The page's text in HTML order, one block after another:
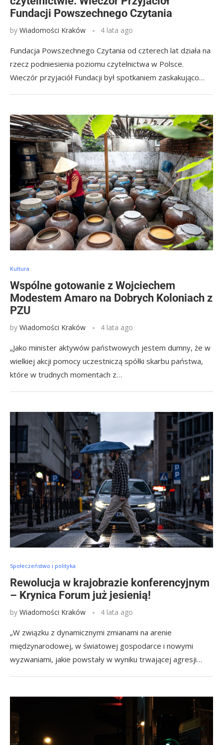
Fundacji Powszechnego Czytania
by Wiadomości Kraków 4 lata ago
Fundacja Powszechnego Czytania od czterech lat działa na
rzecz podniesienia poziomu czytelnictwa w Polsce.
Wieczór przyjaciół Fundacji był spotkaniem zaskakująco…
Kultura
Wspólne gotowanie z Wojciechem
Modestem Amaro na Dobrych Koloniach z
PZU
by Wiadomości Kraków 4 lata ago
„Jako minister aktywów państwowych jestem dumny, że w
wielkiej akcji pomocy uczestniczą spółki skarbu państwa,
które w trudnych momentach z…
Społeczeństwo i polityka
Rewolucja w krajobrazie konferencyjnym
– Krynica Forum już jesienią!
by Wiadomości Kraków 4 lata ago
„W związku z dynamicznymi zmianami na arenie
międzynarodowej, w światowej gospodarce i nowymi
wyzwaniami, jakie powstały w wyniku trwającej agresji…